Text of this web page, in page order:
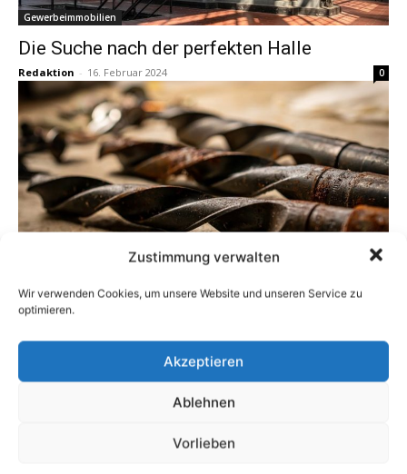
Zustimmung verwalten
Wir verwenden Cookies, um unsere Website und unseren Service zu
optimieren.
Akzeptieren
Ablehnen
Vorlieben
Gewerbeimmobilien
Die Suche nach der perfekten Halle
Redaktion - 16. Februar 2024 0
Kleben ist das neue Bohren: Kann man
Löcher in Wand vermeiden?